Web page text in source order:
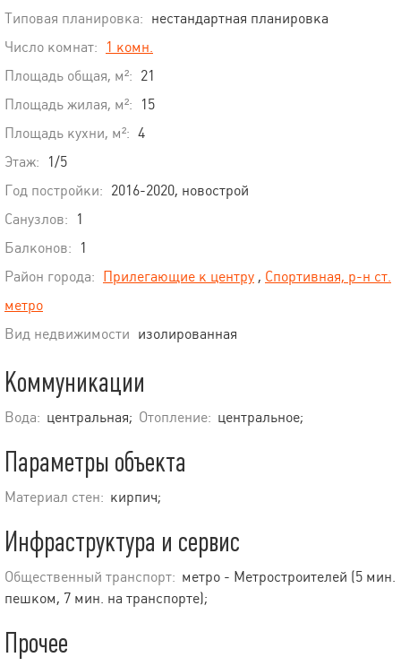
Типовая планировка: нестандартная планировка
Число комнат:
1 комн.
Площадь общая, м²: 21
Площадь жилая, м²:
15
Площадь кухни, м²: 4
Этаж:
1/5
Год постройки: 2016-2020, новострой
Санузлов:
1
Балконов:
1
Район города: Прилегающие к центру , Спортивная, р-н ст.
метро
Вид недвижимости изолированная
Коммуникации
Вода: центральная; Отопление: центральное;
Параметры объекта
Материал стен: кирпич;
Инфраструктура и сервис
Общественный транспорт: метро - Метростроителей (5 мин.
пешком, 7 мин. на транспорте);
Прочее